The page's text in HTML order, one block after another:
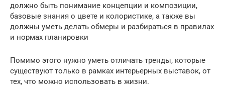
должно быть понимание концепции и композиции,
базовые знания о цвете и колористике, а также вы
должны уметь делать обмеры и разбираться в правилах
и нормах планировки
Помимо этого нужно уметь отличать тренды, которые
существуют только в рамках интерьерных выставок, от
тех, что можно использовать в жизни.